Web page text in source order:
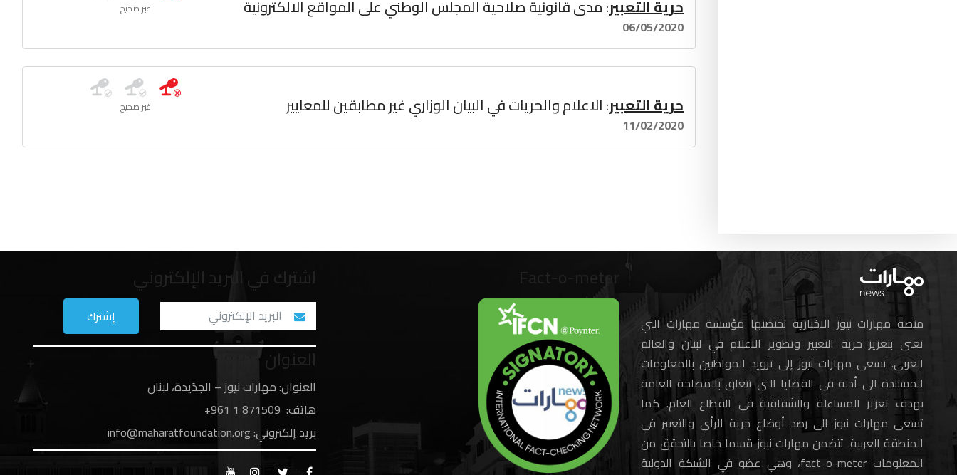
حرية التعبير: مدى قانونية صلاحية المجلس الوطني على المواقع الالكترونية
06/05/2020
غير صحيح
حرية التعبير: الاعلام والحريات في البيان الوزاري غير مطابقين للمعايير
11/02/2020
غير صحيح
منصة مهارات نيوز الاخبارية تحتضنها مؤسسة مهارات التي
تعنى بتعزيز حرية التعبير وتطوير الاعلام في لبنان والعالم
العربي. تسعى مهارات نيوز إلى تزويد المواطنين بالمعلومات
المستندة الى أدلة في القضايا التي تتعلق بالمصلحة العامة
بهدف تعزيز المساءلة والشفافية في القطاع العام. كما
تسعى مهارات نيوز الى رصد أوضاع حرية الرأي والتعبير في
المنطقة العربية. تتضمن مهارات نيوز قسما خاصا بالتحقق من
المعلومات fact-o-meter، وهي عضو في الشبكة الدولية
Fact-o-meter اشترك في البريد الإلكتروني
العنوان
العنوان: مهارات نيوز – الجدَيدة، لبنان
هاتف: 1 871509 961+
بريد إلكتروني:info@maharatfoundation.org